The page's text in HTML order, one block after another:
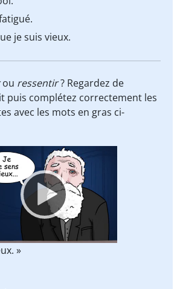
je suis vieux.
ou ressentir? Regardez de
puis complétez correctement les
avec les mots en gras ci-
»